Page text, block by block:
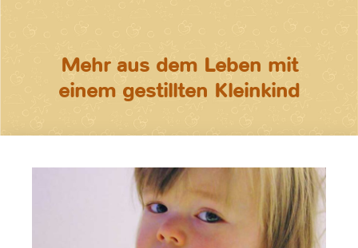
Mehr aus dem Leben mit
einem gestillten Kleinkind